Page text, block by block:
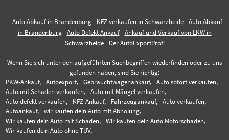
Auto Abkauf in Brandenburg KFZ verkaufen in Schwarzheide
Auto Abkauf
in Brandenburg
Auto Defekt Ankauf
Ankauf und Verkauf von LKW in
Schwarzheide
Der AutoExportProfi
Wenn Sie sich unter den aufgeführten Suchbegriffen wiederfinden oder zu uns
gefunden haben, sind Sie richtig:
PKW-Ankauf,
Autoexport, Gebrauchtwagenankauf,
Auto sofort verkaufen,
Auto mit Schaden verkaufen,
Auto mit Mängel verkaufen,
Auto defekt verkaufen,
KFZ-Ankauf, Fahrzeugankauf,
Auto verkaufen,
Autoankauf,
wir kaufen dein Auto mit Abholung,
Wir kaufen dein Auto mit Schaden,
Wir kaufen dein Auto Motorschaden,
Wir kaufen dein Auto ohne TÜV,